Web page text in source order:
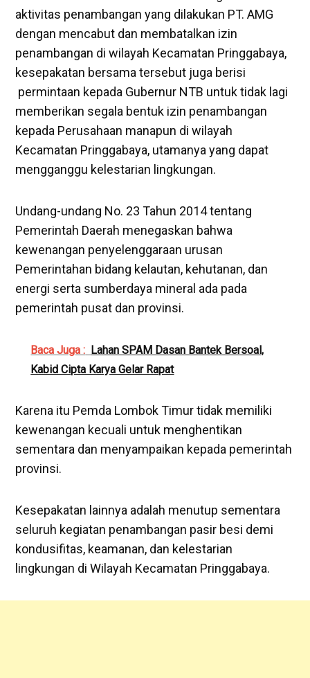
aktivitas penambangan yang dilakukan PT. AMG
dengan mencabut dan membatalkan izin
penambangan di wilayah Kecamatan Pringgabaya,
kesepakatan bersama tersebut juga berisi
permintaan kepada Gubernur NTB untuk tidak lagi
memberikan segala bentuk izin penambangan
kepada Perusahaan manapun di wilayah
Kecamatan Pringgabaya, utamanya yang dapat
mengganggu kelestarian lingkungan.
Undang-undang No. 23 Tahun 2014 tentang
Pemerintah Daerah menegaskan bahwa
kewenangan penyelenggaraan urusan
Pemerintahan bidang kelautan, kehutanan, dan
energi serta sumberdaya mineral ada pada
pemerintah pusat dan provinsi.
Baca Juga : Lahan SPAM Dasan Bantek Bersoal,
Kabid Cipta Karya Gelar Rapat
Karena itu Pemda Lombok Timur tidak memiliki
kewenangan kecuali untuk menghentikan
sementara dan menyampaikan kepada pemerintah
provinsi.
Kesepakatan lainnya adalah menutup sementara
seluruh kegiatan penambangan pasir besi demi
kondusifitas, keamanan, dan kelestarian
lingkungan di Wilayah Kecamatan Pringgabaya.